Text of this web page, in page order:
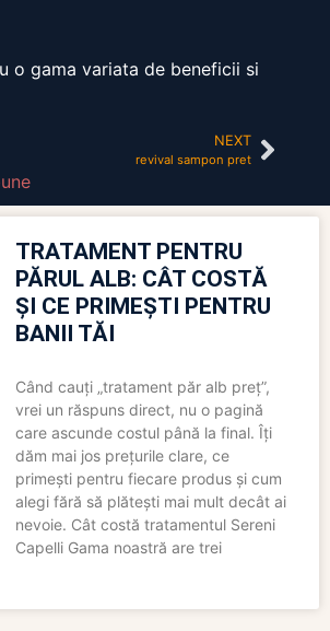
o gama variata de beneficii si
NEXT
revival sampon pret
TRATAMENT PENTRU
PĂRUL ALB: CÂT COSTĂ
ȘI CE PRIMEȘTI PENTRU
BANII TĂI
Când cauți „tratament păr alb preț”,
vrei un răspuns direct, nu o pagină
care ascunde costul până la final. Îți
dăm mai jos prețurile clare, ce
primești pentru fiecare produs și cum
alegi fără să plătești mai mult decât ai
nevoie. Cât costă tratamentul Sereni
Capelli Gama noastră are trei